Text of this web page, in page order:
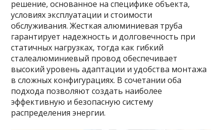
решение, основанное на специфике объекта,
условиях эксплуатации и стоимости
обслуживания. Жесткая алюминиевая труба
гарантирует надежность и долговечность при
статичных нагрузках, тогда как гибкий
сталеалюминиевый провод обеспечивает
высокий уровень адаптации и удобства монтажа
в сложных конфигурациях. В сочетании оба
подхода позволяют создать наиболее
эффективную и безопасную систему
распределения энергии.